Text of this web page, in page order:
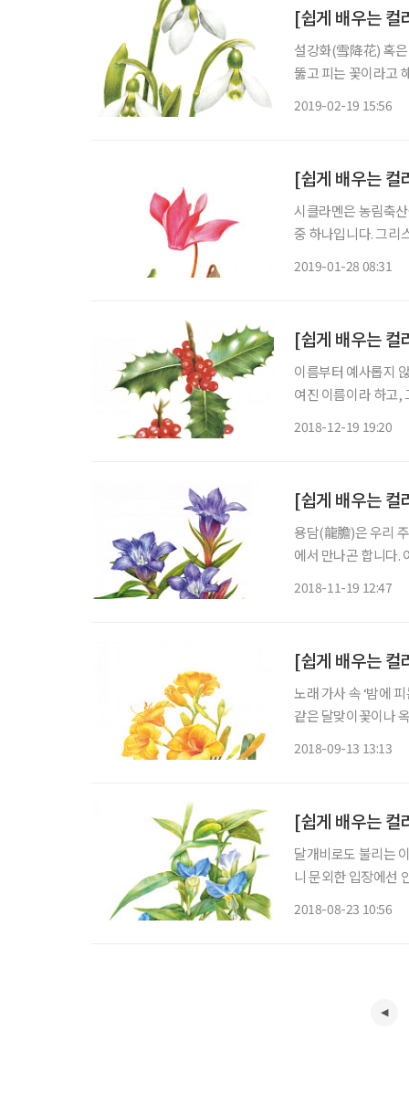
[쉽게 배우는 컬
설강화(雪降花) 혹
뚫고 피는 꽃이라고
2019-02-19 15:56
[쉽게 배우는
시클라멘은 농림축
중 하나입니다. 그리
2019-01-28 08:31
[쉽게 배우는 컬
이름부터 예사롭지
여진 이름이라 하고,
2018-12-19 19:20
[쉽게 배우는 컬
용담(龍膽)은 우리
에서 만나곤 합니다.
2018-11-19 12:47
[쉽게 배우는 컬
노래 가사 속 ‘밤에
같은 달맞이꽃이나
2018-09-13 13:13
[쉽게 배우는 컬
달개비로도 불리는
니 문외한 입장에선
2018-08-23 10:56